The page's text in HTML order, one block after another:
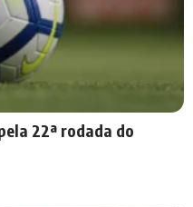
22ª rodada do